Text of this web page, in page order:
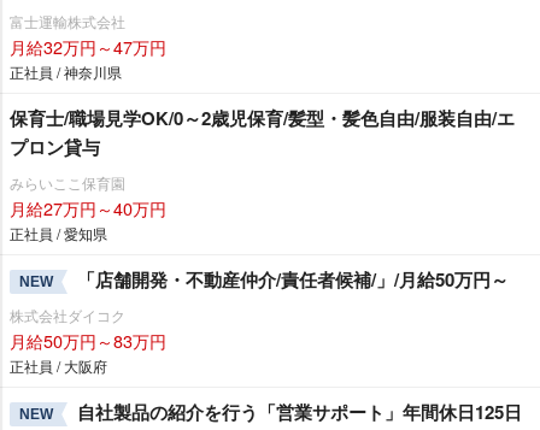
富士運輸株式会社
月給32万円～47万円
正社員 / 神奈川県
保育士/職場見学OK/0～2歳児保育/髪型・髪色自由/服装自由/エ
プロン貸与
みらいここ保育園
月給27万円～40万円
正社員 / 愛知県
NEW 「店舗開発・不動産仲介/責任者候補/」/月給50万円～
株式会社ダイコク
月給50万円～83万円
正社員 / 大阪府
NEW 自社製品の紹介を行う「営業サポート」年間休日125日